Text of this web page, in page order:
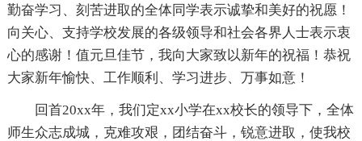
勤奋学习、刻苦进取的全体同学表示诚挚和美好的祝愿！
向关心、支持学校发展的各级领导和社会各界人士表示衷
心的感谢！值元旦佳节，我向大家致以新年的祝福！恭祝
大家新年愉快、工作顺利、学习进步、万事如意！
回首20xx年，我们定xx小学在xx校长的领导下，全体
师生众志成城，克难攻艰，团结奋斗，锐意进取，使我校